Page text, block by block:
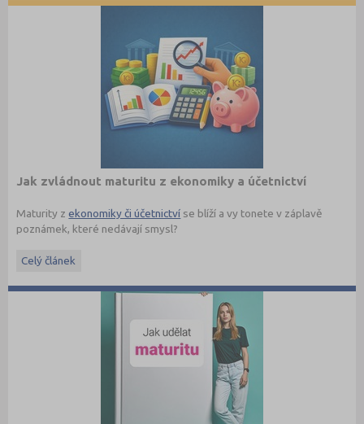
ekonomické studium a úzké propojení s praxí.
Jak zvládnout maturitu z ekonomiky a účetnictví
Maturity zekonomiky či účetnictví se blíží a vy tonete v záplavě
poznámek, které nedávají smysl?
pojmům a umí je vysvětlit v souvislostech. Nejde jen o naučení
trh, podnik, bankovnictví nebo daňová soustava.
Právě šíře okruhů bývá důvodem, proč studenti často nevědí, kde
s opakováním začít, a hledají materiály, které jsou strukturované a
Celý článek